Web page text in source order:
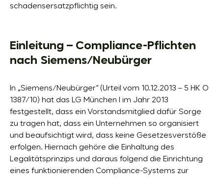
schadensersatzpflichtig sein.
Einleitung – Compliance-Pflichten
nach Siemens/Neubürger
In „Siemens/Neubürger“ (Urteil vom 10.12.2013 – 5 HK O
1387/10) hat das LG München I im Jahr 2013
festgestellt, dass ein Vorstandsmitglied dafür Sorge
zu tragen hat, dass ein Unternehmen so organisiert
und beaufsichtigt wird, dass keine Gesetzesverstöße
erfolgen. Hiernach gehöre die Einhaltung des
Legalitätsprinzips und daraus folgend die Einrichtung
eines funktionierenden Compliance-Systems zur